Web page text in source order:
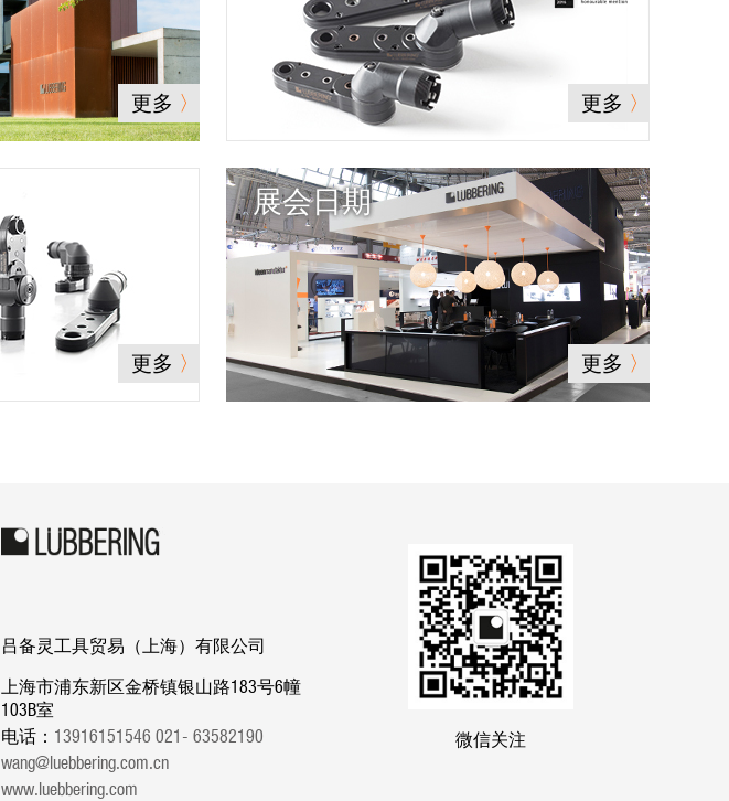
更多 更多
更多
展会日期
更多
吕备灵工具贸易（上海）有限公司
上海市浦东新区金桥镇银山路183号6幢
103B室
电话： 13916151546 021- 63582190
wang@luebbering.com.cn
www.luebbering.com
微信关注